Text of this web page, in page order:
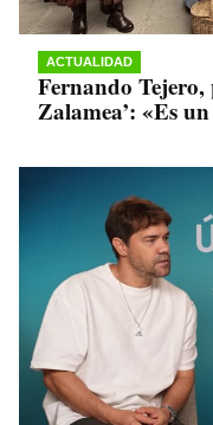
ACTUALIDAD
Fernando Tejero,
Zalamea’: «Es